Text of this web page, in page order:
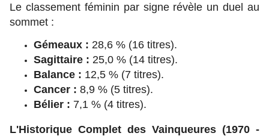
Le classement féminin par signe révèle un duel au
sommet :
Gémeaux : 28,6 % (16 titres).
Sagittaire : 25,0 % (14 titres).
Balance : 12,5 % (7 titres).
Cancer : 8,9 % (5 titres).
Bélier : 7,1 % (4 titres).
L'Historique Complet des Vainqueures (1970 -